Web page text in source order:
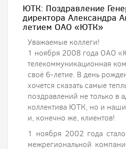
ЮТК: Поздравление
директора Александра
летием ОАО «ЮТК»
Уважаемые коллеги!
1 ноября 2008 года ОАО
телекоммуникационная
своё 6-летие. В день
хочется сказать самые
поздравлений не только в
коллектива ЮТК, но и
и, конечно же, клиентов!
1 ноября 2002 года
межрегиональной